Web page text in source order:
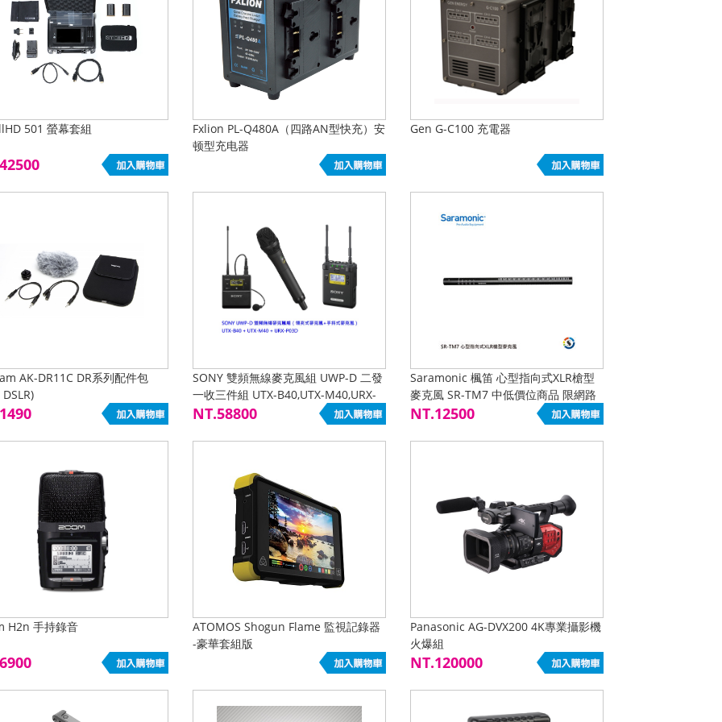
501 螢幕套組
Fxlion PL-Q480A（四路AN型快充）安
顿型充电器
Gen G-C100 充電器
AK-DR11C DR系列配件包
DSLR)
SONY 雙頻無線麥克風組 UWP-D 二發
一收三件組 UTX-B40,UTX-M40,URX-
P03D 兩組發射可同時接收
NT.58800
Saramonic 楓笛 心型指向式XLR槍型
麥克風 SR-TM7 中低價位商品 限網路
下單
NT.12500
H2n 手持錄音
ATOMOS Shogun Flame 監視記錄器
-豪華套組版
Panasonic AG-DVX200 4K專業攝影機
火爆組
NT.120000